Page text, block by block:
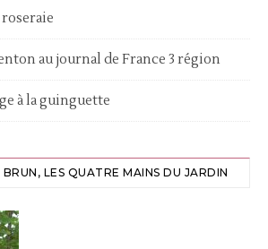
roseraie
au journal de France 3 région
à la guinguette
BRUN, LES QUATRE MAINS DU JARDIN